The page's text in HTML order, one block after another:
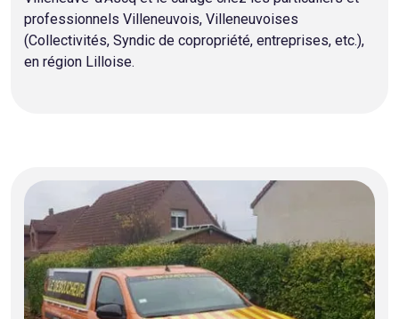
professionnels Villeneuvois, Villeneuvoises
(Collectivités, Syndic de copropriété, entreprises, etc.),
en région Lilloise.